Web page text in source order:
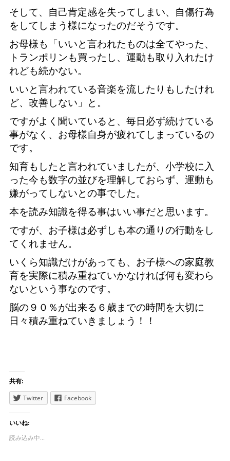
そして、自己肯定感を失ってしまい、自傷行為
をしてしまう様になったのだそうです。
お母様も「いいと言われたものは全てやった、
トランポリンも買ったし、運動も取り入れたけ
れども続かない。
いいと言われている音楽を流したりもしたけれ
ど、改善しない」と。
ですがよく聞いていると、毎日必ず続けている
事がなく、お母様自身が疲れてしまっているの
です。
知育もしたと言われていましたが、小学校に入
った今も数字の並びを理解しておらず、運動も
嫌がってしないとの事でした。
本を読み知識を得る事はいい事だと思います。
ですが、お子様は必ずしも本の通りの行動をし
てくれません。
いくら知識だけがあっても、お子様への家庭教
育を実際に積み重ねていかなければ何も変わら
ないという事なのです。
脳の９０％が出来る６歳までの時間を大切に
日々積み重ねていきましょう！！
共有:
Twitter Facebook
いいね:
読み込み中...